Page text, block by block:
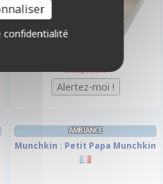
Indisponible
AMBIANCE
Munchkin : Petit Papa Munchkin
confidentialité